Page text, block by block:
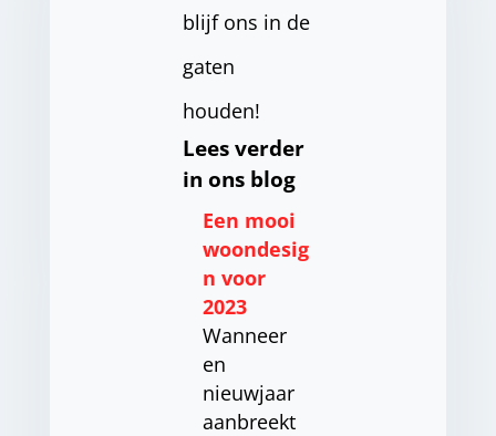
blijf ons in de
gaten
houden!
Lees verder
in ons blog
Een mooi
woondesig
n voor
2023
Wanneer
en
nieuwjaar
aanbreekt